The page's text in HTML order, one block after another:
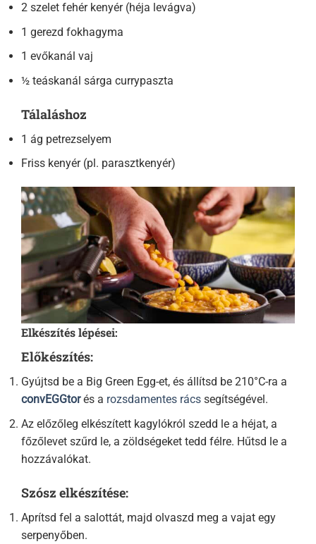
2 szelet fehér kenyér (héja levágva)
1 gerezd fokhagyma
1 evőkanál vaj
½ teáskanál sárga currypaszta
Tálaláshoz
1 ág petrezselyem
Friss kenyér (pl. parasztkenyér)
Elkészítés lépései:
Előkészítés:
Gyújtsd be a Big Green Egg-et, és állítsd be 210°C-ra a
convEGGtorés a rozsdamentes rács segítségével.
Az előzőleg elkészített kagylókról szedd le a héjat, a
főzőlevet szűrd le, a zöldségeket tedd félre. Hűtsd le a
hozzávalókat.
Szósz elkészítése:
Aprítsd fel a salottát, majd olvaszd meg a vajat egy
serpenyőben.